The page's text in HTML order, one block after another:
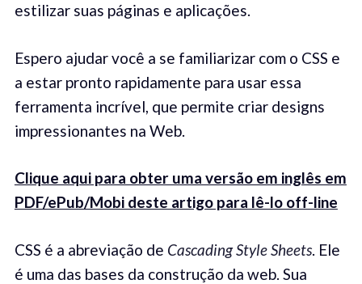
estilizar suas páginas e aplicações.
Espero ajudar você a se familiarizar com o CSS e
a estar pronto rapidamente para usar essa
ferramenta incrível, que permite criar designs
impressionantes na Web.
Clique aqui para obter uma versão em inglês em
PDF/ePub/Mobi deste artigo para lê-lo off-line
CSS é a abreviação de Cascading Style Sheets. Ele
é uma das bases da construção da web. Sua